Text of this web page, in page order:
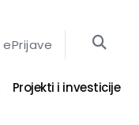
ePrijave
Projekti i investicije